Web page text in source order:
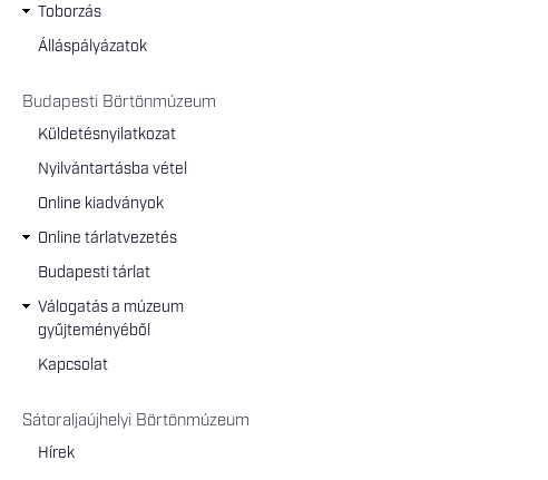
Toborzás
Álláspályázatok
Budapesti Börtönmúzeum
Küldetésnyilatkozat
Nyilvántartásba vétel
Online kiadványok
Online tárlatvezetés
Budapesti tárlat
Válogatás a múzeum
gyűjteményéből
Kapcsolat
Sátoraljaújhelyi Börtönmúzeum
Hírek